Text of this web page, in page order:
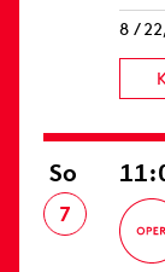
8 /
So
7